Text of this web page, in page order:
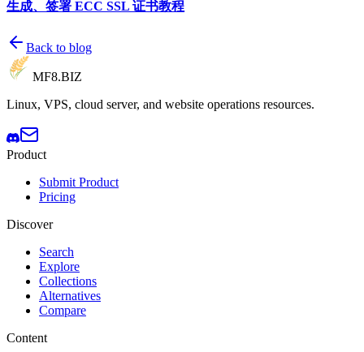
生成、签署 ECC SSL 证书教程
Back to blog
MF8.BIZ
Linux, VPS, cloud server, and website operations resources.
Product
Submit Product
Pricing
Discover
Search
Explore
Collections
Alternatives
Compare
Content